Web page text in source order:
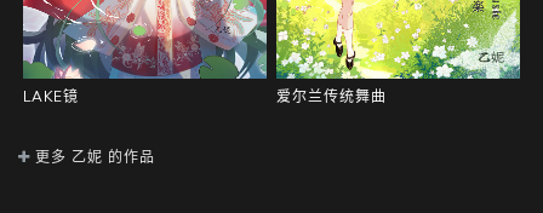
LAKE镜 爱尔兰传统舞曲
更多 乙妮 的作品